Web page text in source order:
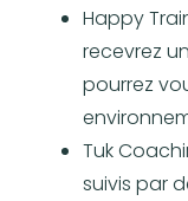
Happy
recevrez
pourrez
Tuk
suivis par